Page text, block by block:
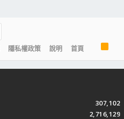
隱私權政策 說明 首頁
S
307,102
2,716,129